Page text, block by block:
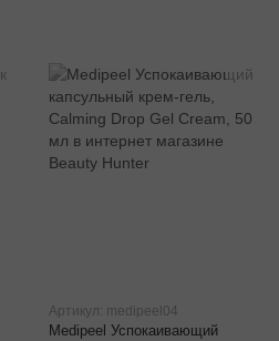
Артикул: medipeel04
Medipeel Успокаивающий